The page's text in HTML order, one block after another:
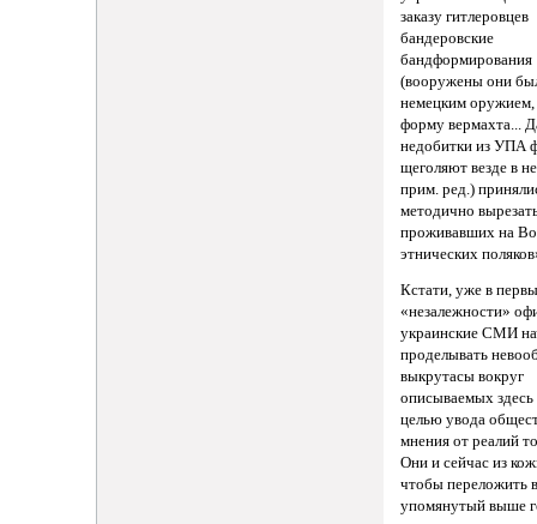
заказу гитлеровцев
бандеровские
бандформирования
(вооружены они
немецким оружием,
форму вермахта...
недобитки из УПА
щеголяют везде в
прим. ред.)
методично
проживавших на
этнических
Кстати, уже в
«незалежности»
украинские СМИ
проделывать
выкрутасы вокруг
описываемых
целью увода
мнения от реалий
Они и сейчас из
чтобы переложить
упомянутый выше